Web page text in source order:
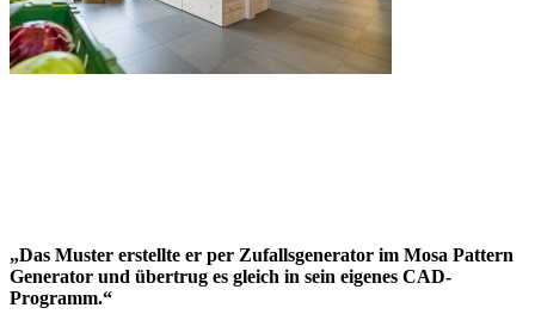
„Das Muster erstellte er per Zufallsgenerator im Mosa Pattern
Generator und übertrug es gleich in sein eigenes CAD-
Programm.“